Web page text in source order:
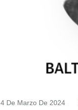
4 De Marzo De 2024